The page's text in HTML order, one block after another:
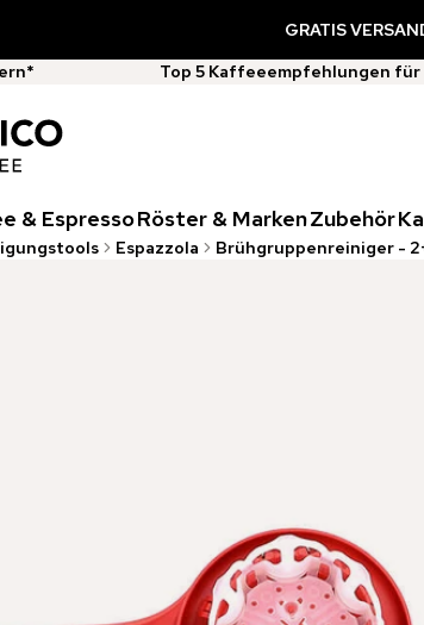
GRATIS
Top 5 Kaffeeempfehlungen für
& EspressoRöster & MarkenZubehör
Espazzola
Brühgruppenreiniger -